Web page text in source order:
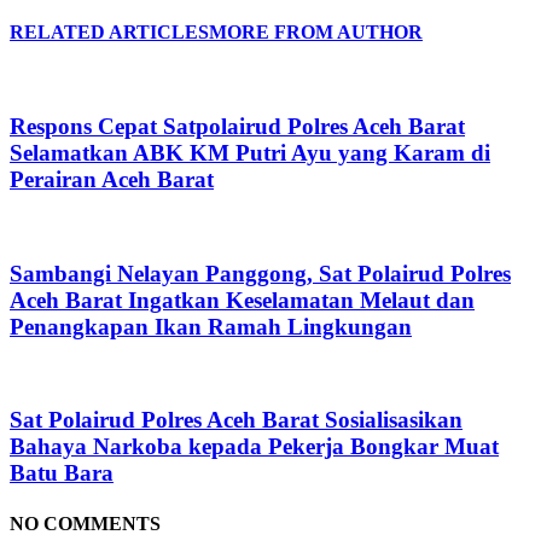
RELATED ARTICLESMORE FROM AUTHOR
Respons Cepat Satpolairud Polres Aceh Barat
Selamatkan ABK KM Putri Ayu yang Karam di
Perairan Aceh Barat
Sambangi Nelayan Panggong, Sat Polairud Polres
Aceh Barat Ingatkan Keselamatan Melaut dan
Penangkapan Ikan Ramah Lingkungan
Sat Polairud Polres Aceh Barat Sosialisasikan
Bahaya Narkoba kepada Pekerja Bongkar Muat
Batu Bara
NO COMMENTS